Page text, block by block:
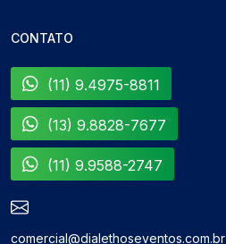
CONTATO
(11) 9.4975-8811
(13) 9.8828-7677
(11) 9.9588-2747
comercial@dialethoseventos.com.br